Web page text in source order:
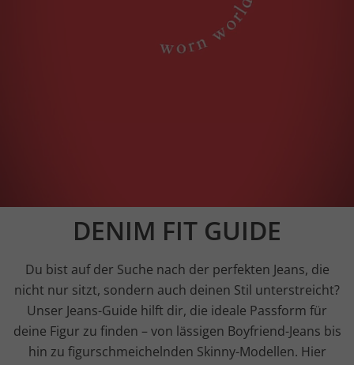
DENIM FIT GUIDE
Du bist auf der Suche nach der perfekten Jeans, die
nicht nur sitzt, sondern auch deinen Stil unterstreicht?
Unser Jeans-Guide hilft dir, die ideale Passform für
deine Figur zu finden – von lässigen Boyfriend-Jeans bis
hin zu figurschmeichelnden Skinny-Modellen. Hier